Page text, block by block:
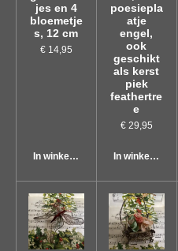
jes en 4
bloemetje
s, 12 cm
€ 14,95
In winkelwagen
poesiepla
atje
engel,
ook
geschikt
als kerst
piek
feathertre
e
€ 29,95
In winkelwagen